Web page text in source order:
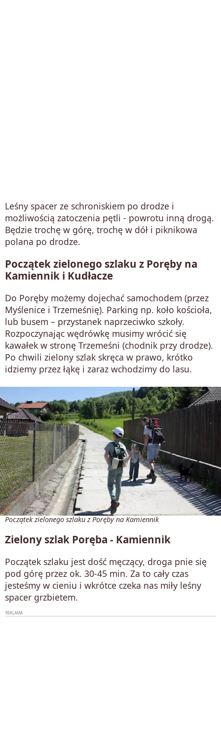
Leśny spacer ze schroniskiem po drodze i
możliwością zatoczenia pętli - powrotu inną drogą.
Będzie trochę w górę, trochę w dół i piknikowa
polana po drodze.
Początek zielonego szlaku z Poręby na
Kamiennik i Kudłacze
Do Poręby możemy dojechać samochodem (przez
Myślenice i Trzemeśnię). Parking np. koło kościoła,
lub busem – przystanek naprzeciwko szkoły.
Rozpoczynając wędrówkę musimy wrócić się
kawałek w stronę Trzemeśni (chodnik przy drodze).
Po chwili zielony szlak skręca w prawo, krótko
idziemy przez łąkę i zaraz wchodzimy do lasu.
Początek zielonego szlaku z Poręby na Kamiennik
Zielony szlak Poręba - Kamiennik
Początek szlaku jest dość męczący, droga pnie się
pod górę przez ok. 30-45 min. Za to cały czas
jesteśmy w cieniu i wkrótce czeka nas miły leśny
spacer grzbietem.